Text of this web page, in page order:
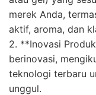
merek Anda,
aktif, aroma, dan
2. **Inovasi
berinovasi,
teknologi terbaru
unggul.